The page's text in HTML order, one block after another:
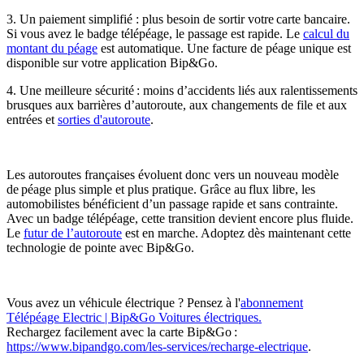
3. Un paiement simplifié : plus besoin de sortir votre carte bancaire.
Si vous avez le badge télépéage, le passage est rapide. Le calcul du
montant du péage est automatique. Une facture de péage unique est
disponible sur votre application Bip&Go.
4. Une meilleure sécurité : moins d’accidents liés aux ralentissements
brusques aux barrières d’autoroute, aux changements de file et aux
entrées et sorties d'autoroute.
Les autoroutes françaises évoluent donc vers un nouveau modèle
de péage plus simple et plus pratique. Grâce au flux libre, les
automobilistes bénéficient d’un passage rapide et sans contrainte.
Avec un badge télépéage, cette transition devient encore plus fluide.
Le futur de l’autoroute est en marche. Adoptez dès maintenant cette
technologie de pointe avec Bip&Go.
Vous avez un véhicule électrique ? Pensez à l'abonnement
Télépéage Electric | Bip&Go Voitures électriques.
Rechargez facilement avec la carte Bip&Go :
https://www.bipandgo.com/les-services/recharge-electrique.